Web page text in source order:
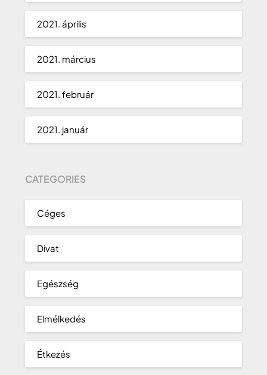
2021. április
2021. március
2021. február
2021. január
CATEGORIES
Céges
Divat
Egészség
Elmélkedés
Étkezés